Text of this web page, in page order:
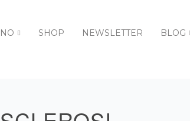
SHOP NEWSLETTER BLOG